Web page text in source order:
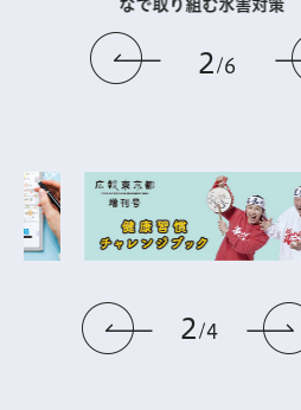
前のスラ
2 6
なで取り組む水害対策
前のスライ
2 4